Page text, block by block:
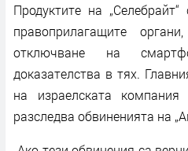
Продуктите на
правоприлагащите
отключване на
доказателства в тях.
на израелската
разследва обвиненията на